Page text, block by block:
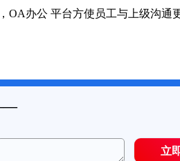
OA办公 平台方使员工与上级沟通